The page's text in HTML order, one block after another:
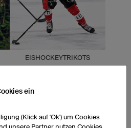
EISHOCKEYTRIKOTS
ein
(Klick auf 'Ok') um Cookies
unsere Partner nutzen Cookies